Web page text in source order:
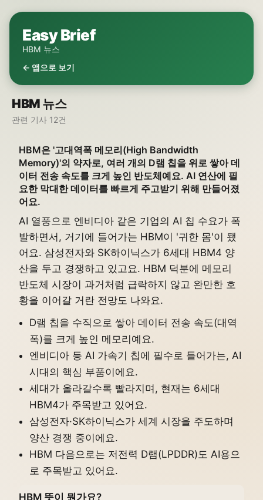
Easy Brief
HBM 뉴스
← 앱으로 보기
HBM 뉴스
관련 기사 12건
HBM은 '고대역폭 메모리(High Bandwidth
Memory)'의 약자로, 여러 개의 D램 칩을 위로 쌓아 데
이터 전송 속도를 크게 높인 반도체예요. AI 연산에 필
요한 막대한 데이터를 빠르게 주고받기 위해 만들어졌
어요.
AI 열풍으로 엔비디아 같은 기업의 AI 칩 수요가 폭
발하면서, 거기에 들어가는 HBM이 '귀한 몸'이 됐
어요. 삼성전자와 SK하이닉스가 6세대 HBM4 양
산을 두고 경쟁하고 있고요. HBM 덕분에 메모리
반도체 시장이 과거처럼 급락하지 않고 완만한 호
황을 이어갈 거란 전망도 나와요.
D램 칩을 수직으로 쌓아 데이터 전송 속도(대역
폭)를 크게 높인 메모리예요.
엔비디아 등 AI 가속기 칩에 필수로 들어가는, AI
시대의 핵심 부품이에요.
세대가 올라갈수록 빨라지며, 현재는 6세대
HBM4가 주목받고 있어요.
삼성전자·SK하이닉스가 세계 시장을 주도하며
양산 경쟁 중이에요.
HBM 다음으로는 저전력 D램(LPDDR)도 AI용으
로 주목받고 있어요.
HBM 뜻이 뭔가요?